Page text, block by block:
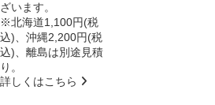
ざいます。
※北海道1,100円(税
込)、沖縄2,200円(税
込)、離島は別途見積
り。
詳しくはこちら